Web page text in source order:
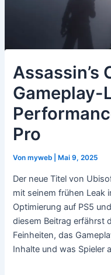
Assassin’s
Gameplay-
Pro
Vonmyweb Mai 9, 2025
Der neue Titel von
mit seinem frühen Leak
Optimierung auf PS5
diesem Beitrag erfährst
Feinheiten, das
Inhalte und was Spieler